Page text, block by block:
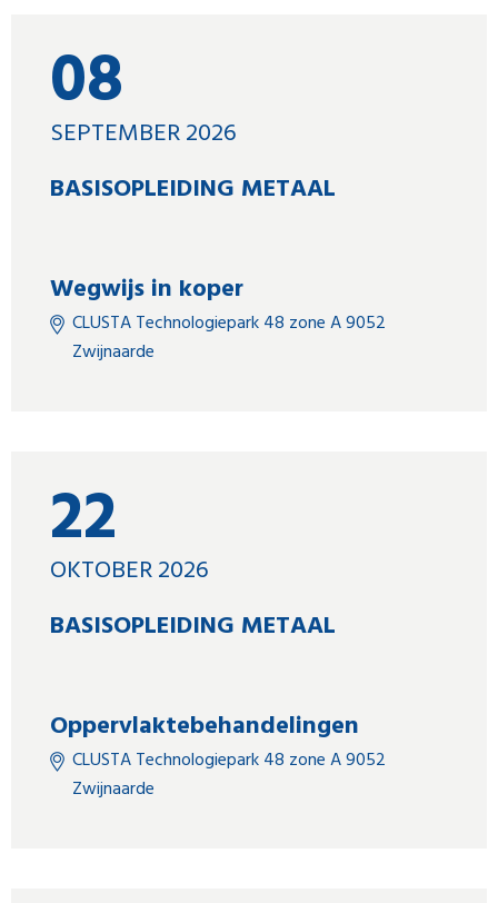
08
SEPTEMBER 2026
BASISOPLEIDING METAAL
Wegwijs in koper
CLUSTA Technologiepark 48 zone A 9052
Zwijnaarde
22
OKTOBER 2026
BASISOPLEIDING METAAL
Oppervlaktebehandelingen
CLUSTA Technologiepark 48 zone A 9052
Zwijnaarde